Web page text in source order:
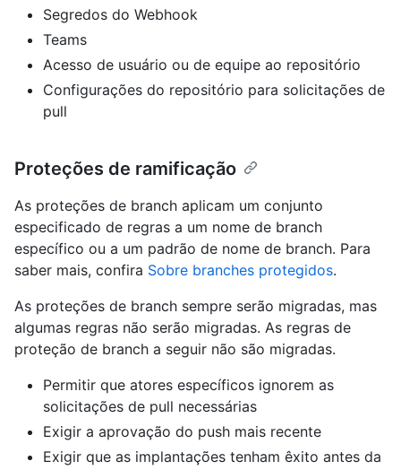
Segredos do Webhook
Teams
Acesso de usuário ou de equipe ao repositório
Configurações do repositório para solicitações de
pull
Proteções de ramificação
As proteções de branch aplicam um conjunto
especificado de regras a um nome de branch
específico ou a um padrão de nome de branch. Para
saber mais, confira Sobre branches protegidos.
As proteções de branch sempre serão migradas, mas
algumas regras não serão migradas. As regras de
proteção de branch a seguir não são migradas.
Permitir que atores específicos ignorem as
solicitações de pull necessárias
Exigir a aprovação do push mais recente
Exigir que as implantações tenham êxito antes da